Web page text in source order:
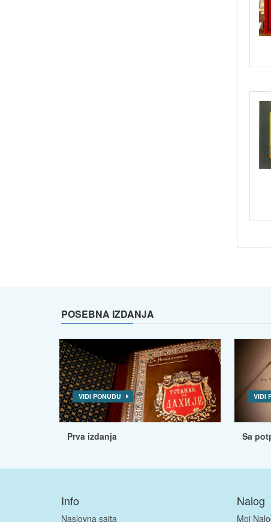
POSEBNA IZDANJA
VIDI PONUDU
Prva izdanja
VIDI
Sa
Info
Naslovna sajta
Nalog
Moj